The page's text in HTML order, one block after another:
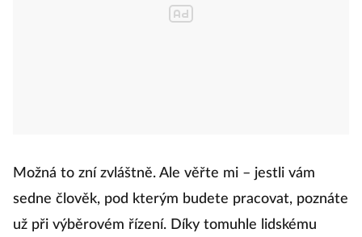
Možná to zní zvláštně. Ale věřte mi – jestli vám
sedne člověk, pod kterým budete pracovat, poznáte
už při výběrovém řízení. Díky tomuhle lidskému